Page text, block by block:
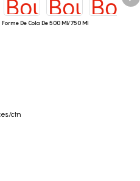
De Cola De 500 Ml/750 Ml
ctn